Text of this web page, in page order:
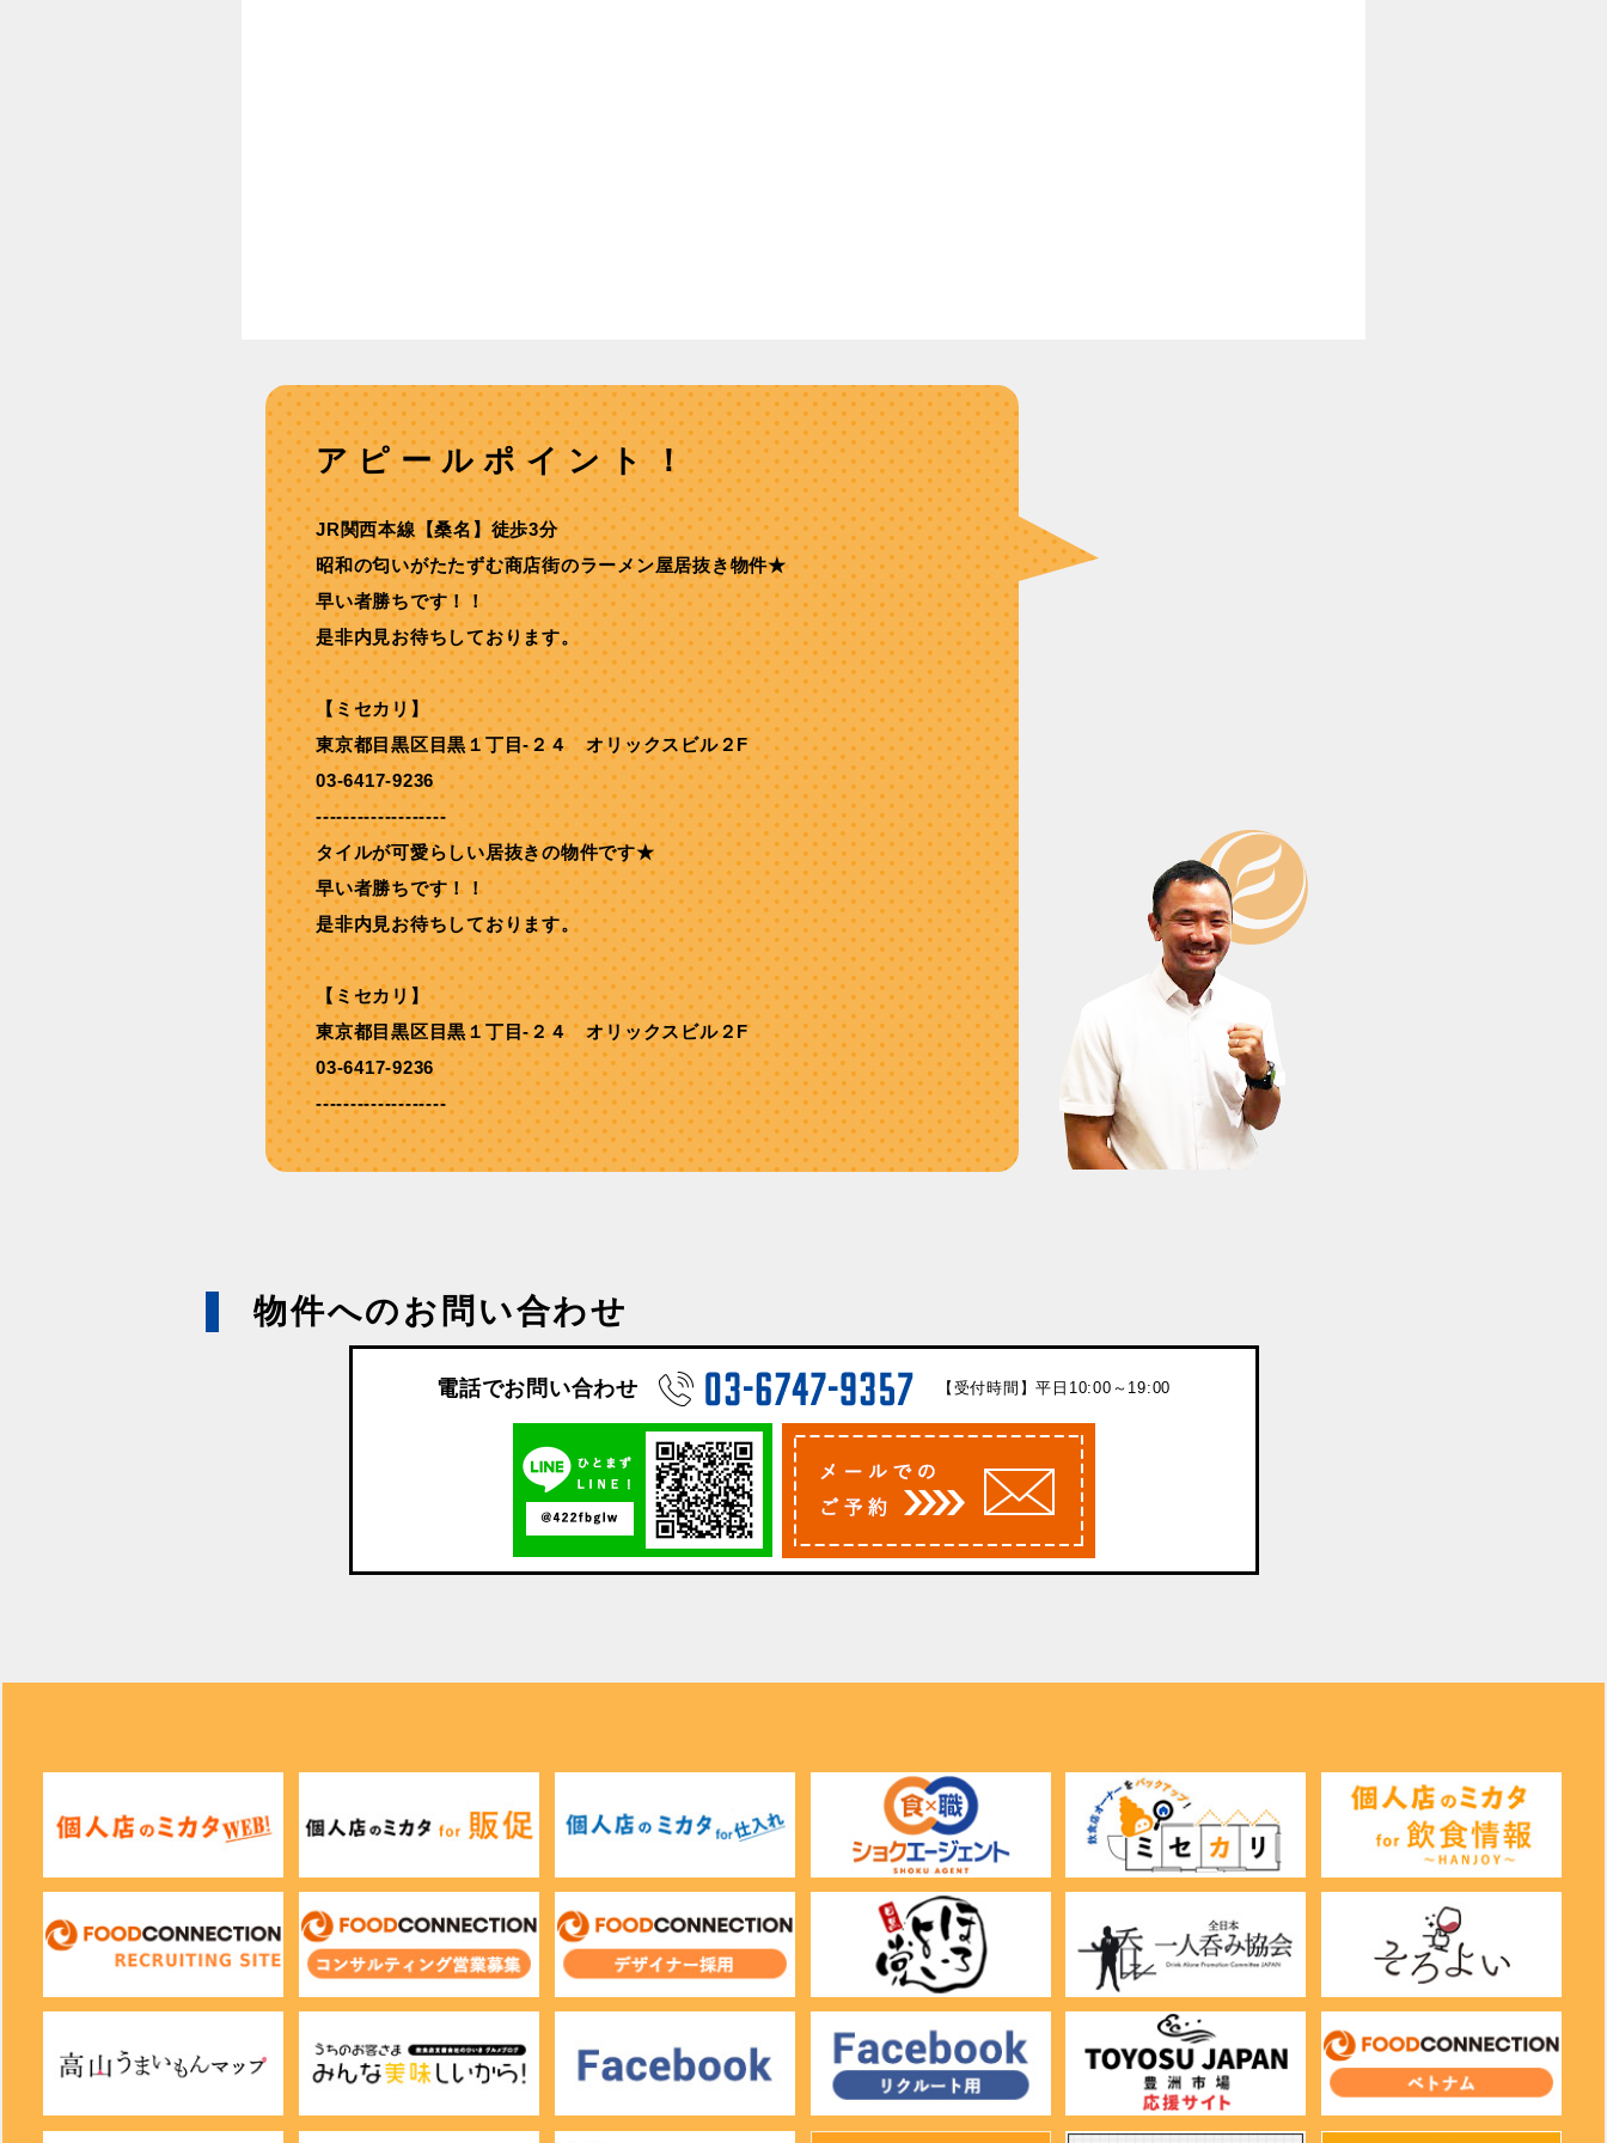
アピールポイント！
JR関西本線【桑名】徒歩3分
昭和の匂いがたたずむ商店街のラーメン屋居抜き物件★
早い者勝ちです！！
是非内見お待ちしております。
【ミセカリ】
東京都目黒区目黒１丁目-２４ オリックスビル２F
03-6417-9236
-------------------
タイルが可愛らしい居抜きの物件です★
早い者勝ちです！！
是非内見お待ちしております。
【ミセカリ】
東京都目黒区目黒１丁目-２４ オリックスビル２F
03-6417-9236
-------------------
物件へのお問い合わせ
電話でお問い合わせ 【受付時間】平日10:00～19:00